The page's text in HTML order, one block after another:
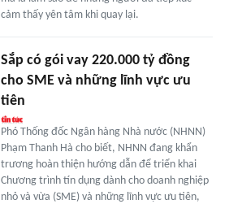
cảm thấy yên tâm khi quay lại.
Sắp có gói vay 220.000 tỷ đồng
cho SME và những lĩnh vực ưu
tiên
Phó Thống đốc Ngân hàng Nhà nước (NHNN)
Phạm Thanh Hà cho biết, NHNN đang khẩn
trương hoàn thiện hướng dẫn để triển khai
Chương trình tín dụng dành cho doanh nghiệp
nhỏ và vừa (SME) và những lĩnh vực ưu tiên,